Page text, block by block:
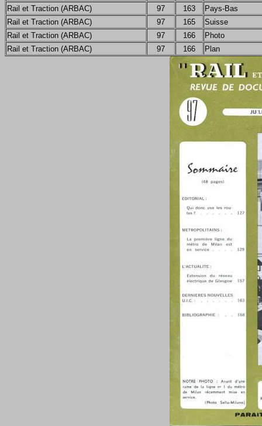
Rail et Traction (ARBAC)
97 163
Pays-Bas
Rail et Traction (ARBAC)
97 165
Suisse
Rail et Traction (ARBAC)
97 166
Photo
Rail et Traction (ARBAC)
97 166 Plan